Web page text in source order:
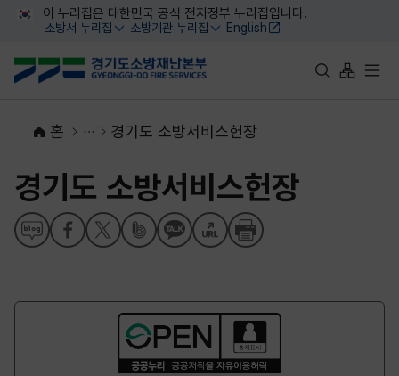
대메뉴 바로가기
본문 바로가기
이 누리집은 대한민국 공식 전자정부 누리집입니다.
소방서 누리집
열기
소방기관 누리집
열기
English
통합검색 바로가
사이트맵
전체
홈 경기도 소방서비스헌장
경기도 소방서비스헌장